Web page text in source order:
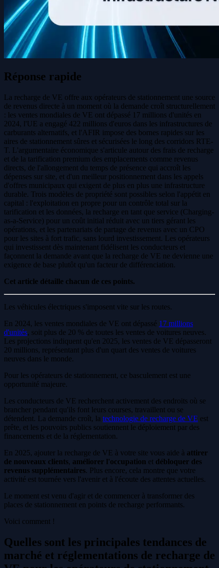
Réponse rapide
La recharge de VE offre aux opérateurs de stationnement une source
de revenus directe à un moment où la demande croît structurellement
: les ventes mondiales de VE ont dépassé 17 millions d'unités en
2024, l'UE a engagé 422 millions d'euros dans les infrastructures de
carburants alternatifs, et l'AFIR impose des bornes rapides sur les
aires de stationnement sûres et sécurisées le long des corridors RTE-
T. L'argumentaire économique s'articule autour des frais de recharge
et de la tarification premium des emplacements comme revenus
directs, de l'allongement du temps de présence qui accroît les
dépenses sur site, et d'un meilleur positionnement dans les appels
d'offres municipaux qui exigent de plus en plus une infrastructure
durable. Trois modèles de propriété sont possibles selon l'appétit en
capital : l'exploitation en propre pour un contrôle total sur la
tarification et les données, la recharge en tant que service (Charging-
as-a-Service) pour un coût initial réduit avec un tiers gérant les
opérations, et les partenariats de partage de revenus avec un CPO
pour les sites à fort trafic, sans lourd investissement. Les opérateurs
qui investissent dès maintenant fidélisent les conducteurs et
façonnent la demande avant que la recharge de VE ne devienne une
exigence de base plutôt qu'un facteur de différenciation.
Cet article détaille chacun de ces points.
Les véhicules électriques s'imposent vite sur les routes.
En 2024, les ventes mondiales de VE ont dépassé 17 millions
d'unités, soit plus de 20 % de toutes les ventes de voitures neuves.
Les projections indiquent qu'en 2025, les ventes de VE dépasseront
20 millions, représentant plus d'un quart des ventes de voitures
neuves dans le monde.
Pour les opérateurs de stationnement, ce basculement est une
opportunité majeure.
Les conducteurs de VE recherchent activement des endroits où se
brancher pendant qu'ils font leurs courses, travaillent ou se
détendent. La demande croît, la technologie de recharge de VE est
prête, et les pouvoirs publics soutiennent le déploiement par des
financements et de la réglementation.
En 2025, ajouter la recharge de VE à votre site vous aide à attirer
de nouveaux clients, améliorer l'occupation et débloquer des
revenus supplémentaires. Plus encore, cela montre que votre
activité est tournée vers l'avenir et à l'écoute des attentes actuelles.
Le moment est venu d'agir et de commencer à transformer des
places de stationnement en points de recharge performants.
Voici comment !
Quelles sont les principales tendances de
marché et réglementations de recharge de